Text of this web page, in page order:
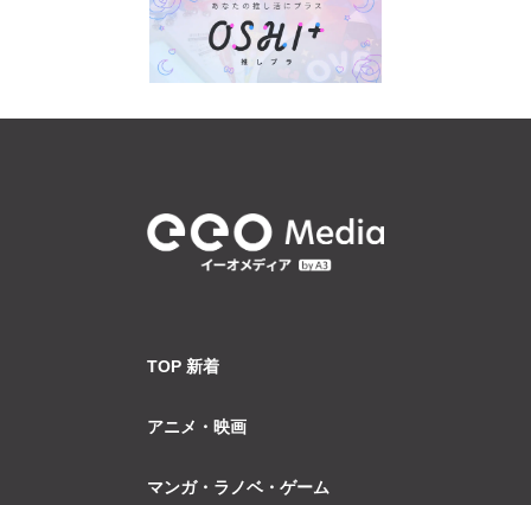
TOP 新着
アニメ・映画
マンガ・ラノベ・ゲーム